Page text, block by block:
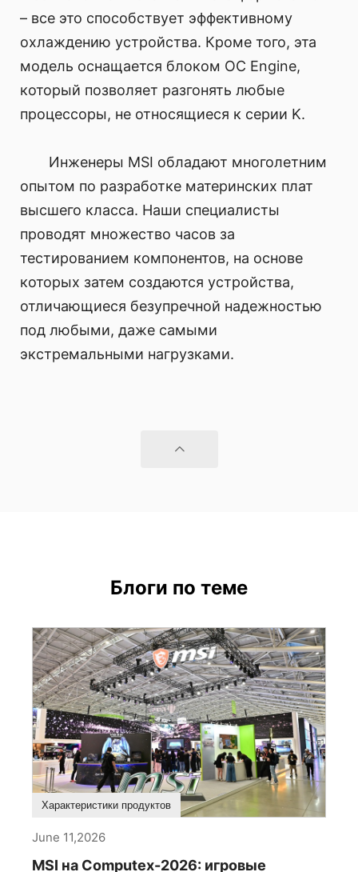
– все это способствует эффективному
охлаждению устройства. Кроме того, эта
модель оснащается блоком OC Engine,
который позволяет разгонять любые
процессоры, не относящиеся к серии K.
Инженеры MSI обладают многолетним
опытом по разработке материнских плат
высшего класса. Наши специалисты
проводят множество часов за
тестированием компонентов, на основе
которых затем создаются устройства,
отличающиеся безупречной надежностью
под любыми, даже самыми
экстремальными нагрузками.
Блоги по теме
Характеристики продуктов
June 11,2026
MSI на Computex-2026: игровые